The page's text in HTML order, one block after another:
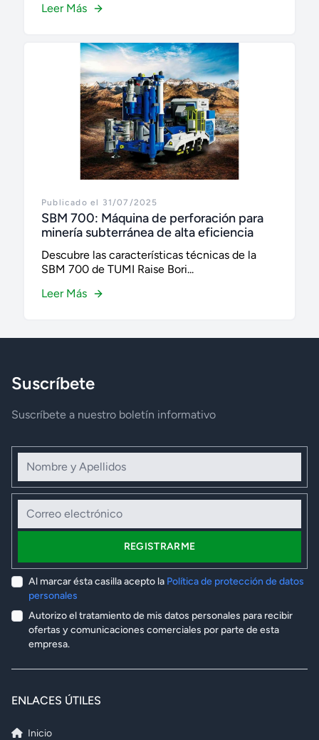
Leer Más
Publicado el 31/07/2025
SBM 700: Máquina de perforación para
minería subterránea de alta eficiencia
Descubre las características técnicas de la
SBM 700 de TUMI Raise Bori...
Leer Más
Suscríbete
Suscríbete a nuestro boletín informativo
Nombre y Apellidos
Correo electrónico
REGISTRARME
Al marcar ésta casilla acepto la Política de protección de datos
personales
Autorizo el tratamiento de mis datos personales para recibir
ofertas y comunicaciones comerciales por parte de esta
empresa.
ENLACES ÚTILES
Inicio